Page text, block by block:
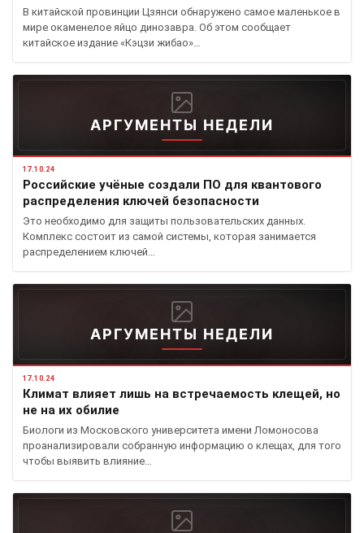
В китайской провинции Цзянси обнаружено самое маленькое в
мире окаменелое яйцо динозавра. Об этом сообщает
китайское издание «Кэцзи жибао»…
АРГУМЕНТЫ НЕДЕЛИ
17.10.24
Российские учёные создали ПО для квантового
распределения ключей безопасности
Это необходимо для защиты пользовательских данных.
Комплекс состоит из самой системы, которая занимается
распределением ключей…
АРГУМЕНТЫ НЕДЕЛИ
17.10.24
Климат влияет лишь на встречаемость клещей, но
не на их обилие
Биологи из Московского университета имени Ломоносова
проанализировали собранную информацию о клещах, для того
чтобы выявить влияние…